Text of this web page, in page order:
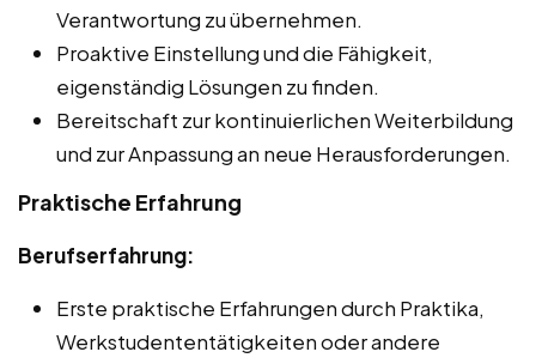
Verantwortung zu übernehmen.
Proaktive Einstellung und die Fähigkeit,
eigenständig Lösungen zu finden.
Bereitschaft zur kontinuierlichen Weiterbildung
und zur Anpassung an neue Herausforderungen.
Praktische Erfahrung
Berufserfahrung:
Erste praktische Erfahrungen durch Praktika,
Werkstudententätigkeiten oder andere